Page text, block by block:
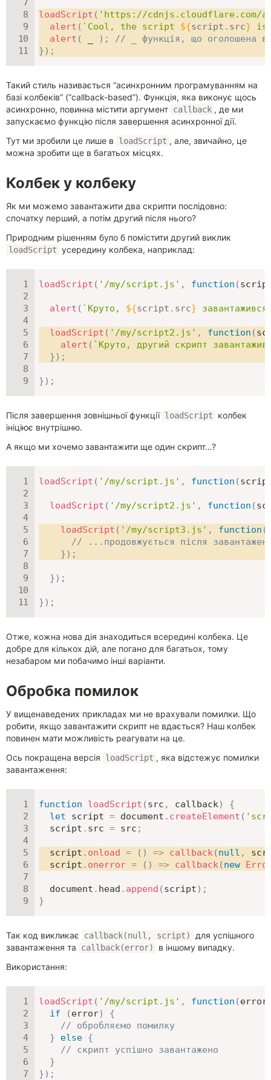
loadScript ( 'https://cdnjs.cloudflare.com/
alert ( ` Cool, the script ${script . src} is
alert ( ) ;
// _ функція, що оголошена в
}) ;
Такий стиль називається “асинхронним програмуванням на
базі колбеків” (“callback-based”). Функція, яка виконує щось
асинхронно, повинна містити аргумент callback , де ми
запускаємо функцію після завершення асинхронної дії.
Тут ми зробили це лише в
loadScript , але, звичайно, це
можна зробити ще в багатьох місцях.
Колбек у колбеку
Як ми можемо завантажити два скрипти послідовно:
спочатку перший, а потім другий після нього?
Природним рішенням було б помістити другий виклик
loadScript усередину колбека, наприклад:
loadScript ( '/my/script.js' , function (
alert ( ` Круто, ${script . src}
loadScript ( '/my/script2.js' , function (
alert ( ` Круто, другий скрипт
}) ;
}) ;
Після завершення зовнішньої функції loadScript
колбек
ініціює внутрішню.
А якщо ми хочемо завантажити ще один скрипт…?
loadScript ( '/my/script.js' , function (
loadScript ( '/my/script2.js' , function (
loadScript ( '/my/script3.js' , function (
// ...продовжується після
}) ;
}) ;
}) ;
Отже, кожна нова дія знаходиться всередині колбека. Це
добре для кількох дій, але погано для багатьох, тому
незабаром ми побачимо інші варіанти.
Обробка помилок
У вищенаведених прикладах ми не врахували помилки. Що
робити, якщо завантажити скрипт не вдається? Наш колбек
повинен мати можливість реагувати на це.
Ось покращена версія
loadScript , яка відстежує помилки
завантаження:
function loadScript (src , callback)
{
let script = document . createElement (
  script
. src = src ;
  script
. onload = ( ) => callback(null ,
  script
. onerror = ( ) => callback(new
  document
. head . append (script) ;
}
Так код викликає callback(null, script)
для успішного
завантаження та
callback(error)
в іншому випадку.
Використання:
loadScript ( '/my/script.js' , function (error
if
(error)
{
// обробляємо помилку
}
else {
// скрипт успішно завантажено
}
}) ;